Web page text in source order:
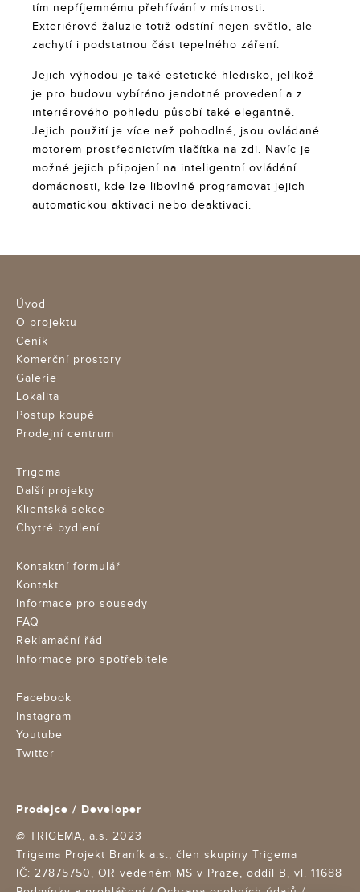
tím nepříjemnému přehřívání v místnosti.
Exteriérové žaluzie totiž odstíní nejen světlo, ale
zachytí i podstatnou část tepelného záření.
Jejich výhodou je také estetické hledisko, jelikož
je pro budovu vybíráno jendotné provedení a z
interiérového pohledu působí také elegantně.
Jejich použití je více než pohodlné, jsou ovládané
motorem prostřednictvím tlačítka na zdi. Navíc je
možné jejich připojení na inteligentní ovládání
domácnosti, kde lze libovlně programovat jejich
automatickou aktivaci nebo deaktivaci.
Úvod
O projektu
Ceník
Komerční prostory
Galerie
Lokalita
Postup koupě
Prodejní centrum
Trigema
Další projekty
Klientská sekce
Chytré bydlení
Kontaktní formulář
Kontakt
Informace pro sousedy
FAQ
Reklamační řád
Informace pro spotřebitele
Facebook
Instagram
Youtube
Twitter
Prodejce / Developer
@ TRIGEMA, a.s. 2023
Trigema Projekt Braník a.s., člen skupiny Trigema
IČ: 27875750, OR vedeném MS v Praze, oddíl B, vl. 11688